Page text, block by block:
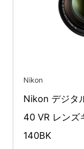
Nikon
Nikon デジタ
40 VR レンズ
140BK